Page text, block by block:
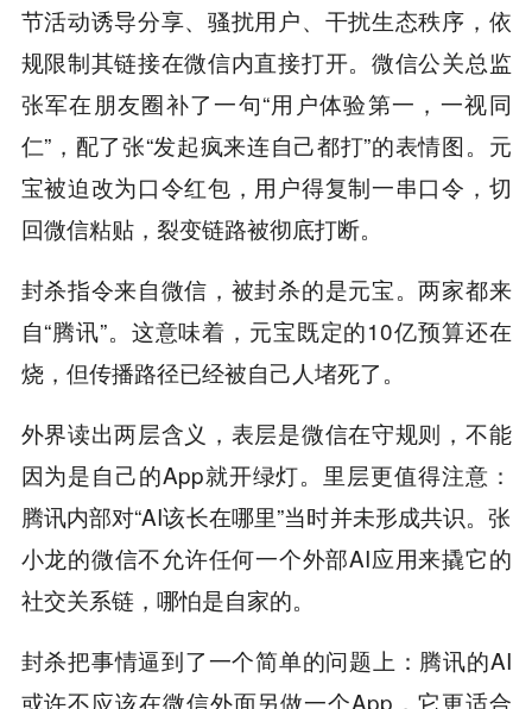
节活动诱导分享、骚扰用户、干扰生态秩序，依
规限制其链接在微信内直接打开。微信公关总监
张军在朋友圈补了一句“用户体验第一，一视同
仁”，配了张“发起疯来连自己都打”的表情图。元
宝被迫改为口令红包，用户得复制一串口令，切
回微信粘贴，裂变链路被彻底打断。
封杀指令来自微信，被封杀的是元宝。两家都来
自“腾讯”。这意味着，元宝既定的10亿预算还在
烧，但传播路径已经被自己人堵死了。
外界读出两层含义，表层是微信在守规则，不能
因为是自己的App就开绿灯。里层更值得注意：
腾讯内部对“AI该长在哪里”当时并未形成共识。张
小龙的微信不允许任何一个外部AI应用来撬它的
社交关系链，哪怕是自家的。
封杀把事情逼到了一个简单的问题上：腾讯的AI
或许不应该在微信外面另做一个App，它更适合